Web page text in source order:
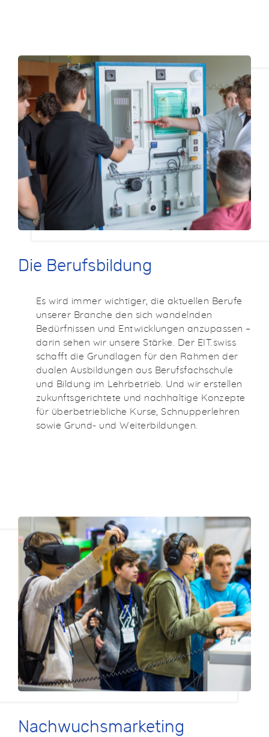
Die Berufsbildung
Es wird immer wichtiger, die aktuellen Berufe
unserer Branche den sich wandelnden
Bedürfnissen und Entwicklungen anzupassen –
darin sehen wir unsere Stärke. Der EIT.swiss
schafft die Grundlagen für den Rahmen der
dualen Ausbildungen aus Berufsfachschule
und Bildung im Lehrbetrieb. Und wir erstellen
zukunftsgerichtete und nachhaltige Konzepte
für überbetriebliche Kurse, Schnupperlehren
sowie Grund- und Weiterbildungen.
Nachwuchsmarketing